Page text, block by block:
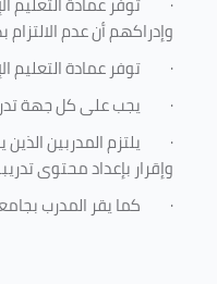
وإدراكهم أن عدم
· توفر عمادة التعليم
· يجب على كل جهة
· يلتزم المدربين
وإقرار بإعداد محتوى
· كما يقر المدرب